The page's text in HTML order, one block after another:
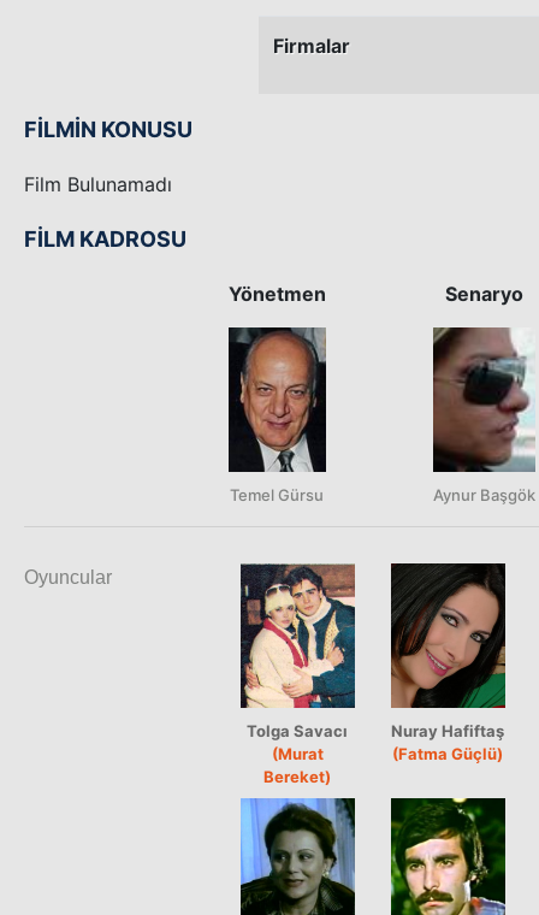
Firmalar
FİLMİN KONUSU
Film Bulunamadı
FİLM KADROSU
Yönetmen
Temel Gürsu
Senaryo
Aynur Başgök
Oyuncular
Tolga Savacı
(Murat
Bereket)
Nuray Hafiftaş
(Fatma Güçlü)